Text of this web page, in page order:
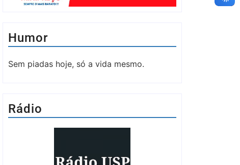
Humor
Sem piadas hoje, só a vida mesmo.
Rádio